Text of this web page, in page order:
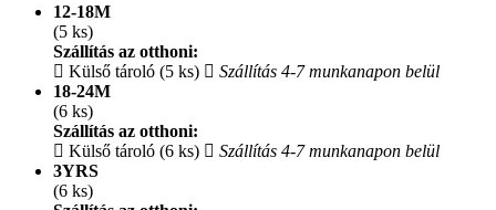
12-18M
(5 ks)
Szállítás az otthoni:
Külső tároló (5 ks)
Szállítás 4-7 munkanapon belül
18-24M
(6 ks)
Szállítás az otthoni:
Külső tároló (6 ks)
Szállítás 4-7 munkanapon belül
3YRS
(6 ks)